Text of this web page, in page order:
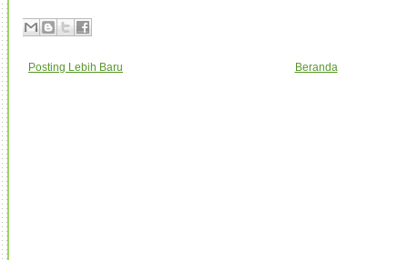
Posting Lebih Baru Beranda